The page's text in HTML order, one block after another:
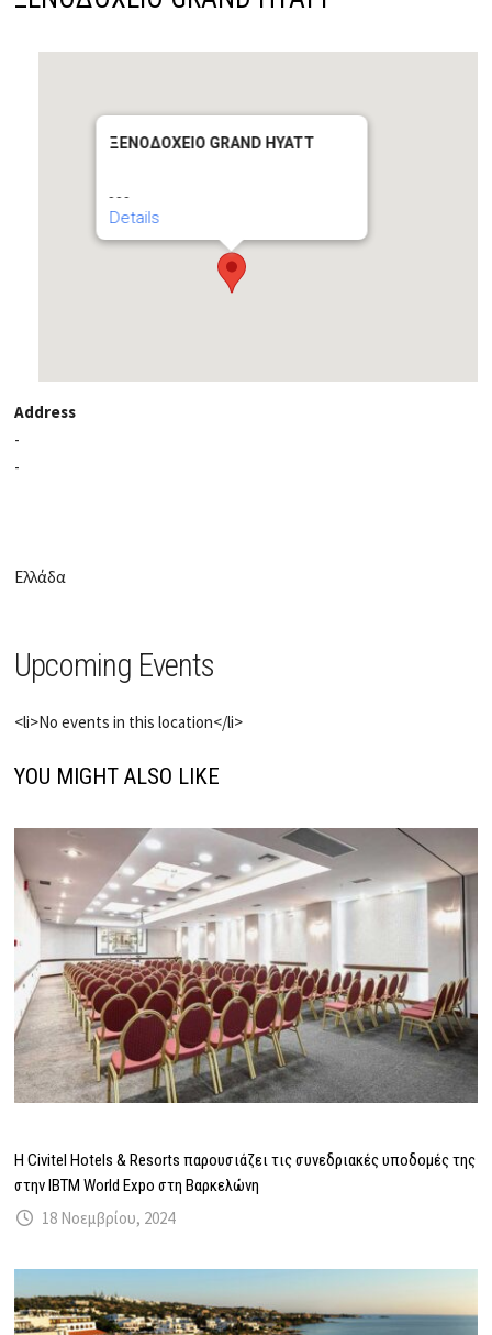
ΞΕΝΟΔΟΧΕΙΟ GRAND HYATT
- - -
Details
Address
-
-
Ελλάδα
Upcoming Events
<li>No events in this location</li>
YOU MIGHT ALSO LIKE
Η Civitel Hotels & Resorts παρουσιάζει τις συνεδριακές υποδομές της
στην IBTM World Expo στη Βαρκελώνη
18 Νοεμβρίου, 2024